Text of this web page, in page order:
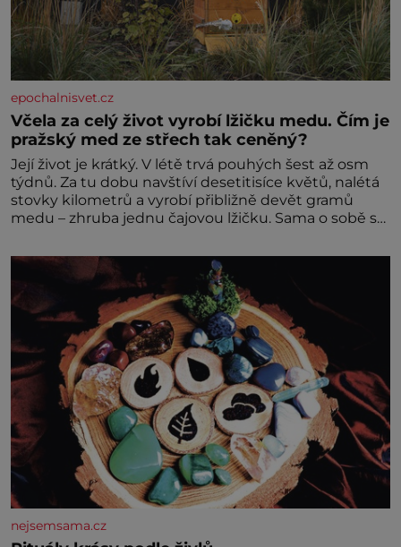
epochalnisvet.cz
Včela za celý život vyrobí lžičku medu. Čím je
pražský med ze střech tak ceněný?
Její život je krátký. V létě trvá pouhých šest až osm
týdnů. Za tu dobu navštíví desetitisíce květů, nalétá
stovky kilometrů a vyrobí přibližně devět gramů
medu – zhruba jednu čajovou lžičku. Sama o sobě se
dalšími desítkami tisíc příslušnic svého včelstva,
vznikne jeden z nejdokonalejších organismů
nejsemsama.cz